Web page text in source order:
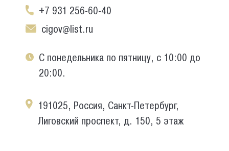
+7 931 256-60-40
cigov@list.ru
С понедельника по пятницу, с 10:00 до
20:00.
191025, Россия, Санкт-Петербург,
Лиговский проспект, д. 150, 5 этаж